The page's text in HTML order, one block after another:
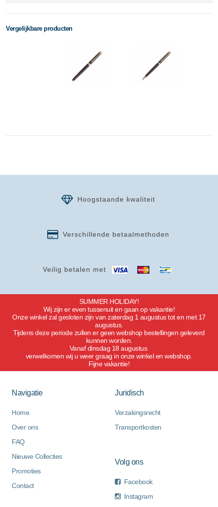
Vergelijkbare producten
Veilig betalen met
Verschillende betaalmethoden
Hoogstaande kwaliteit
SUMMER HOLIDAY!
Wij zijn er even tussenuit en gaan op vakantie!
Onze winkel zal gesloten zijn van zaterdag 1 augustus tot en met 17
augustus.
Tijdens deze periode zullen er geen webshop bestellingen geleverd
kunnen worden.
Vanaf dinsdag 18 augustus
verwelkomen wij u weer graag in onze winkel en webshop.
Fijne vakantie!
Navigatie
Home
Over ons
FAQ
Nieuwe Collecties
Promoties
Contact
Juridisch
Verzakingsrecht
Transportkosten
Volg ons
Facebook
Instagram